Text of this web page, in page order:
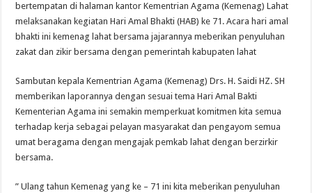
bertempatan di halaman kantor Kementrian Agama (Kemenag) Lahat
melaksanakan kegiatan Hari Amal Bhakti (HAB) ke 71. Acara hari amal
bhakti ini kemenag lahat bersama jajarannya meberikan penyuluhan
zakat dan zikir bersama dengan pemerintah kabupaten lahat
Sambutan kepala Kementrian Agama (Kemenag) Drs. H. Saidi HZ. SH
memberikan laporannya dengan sesuai tema Hari Amal Bakti
Kementerian Agama ini semakin memperkuat komitmen kita semua
terhadap kerja sebagai pelayan masyarakat dan pengayom semua
umat beragama dengan mengajak pemkab lahat dengan berzirkir
bersama.
” Ulang tahun Kemenag yang ke – 71 ini kita meberikan penyuluhan